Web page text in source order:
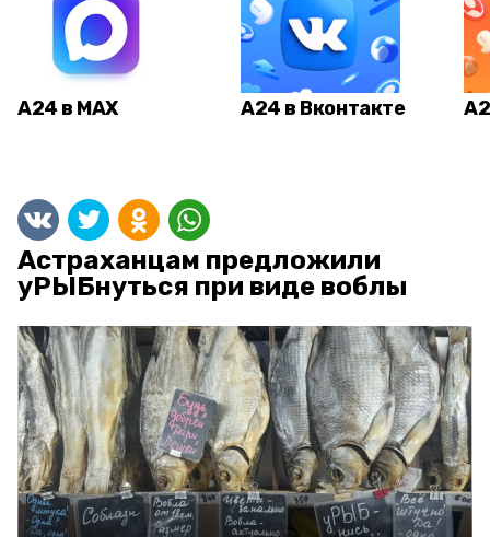
А24 в MAX А24 в Вконтакте
Астраханцам предложили
уРЫБнуться при виде воблы